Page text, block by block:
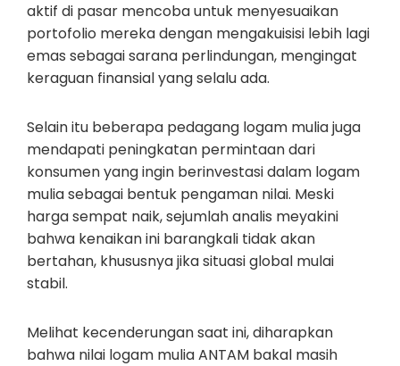
aktif di pasar mencoba untuk menyesuaikan
portofolio mereka dengan mengakuisisi lebih lagi
emas sebagai sarana perlindungan, mengingat
keraguan finansial yang selalu ada.
Selain itu beberapa pedagang logam mulia juga
mendapati peningkatan permintaan dari
konsumen yang ingin berinvestasi dalam logam
mulia sebagai bentuk pengaman nilai. Meski
harga sempat naik, sejumlah analis meyakini
bahwa kenaikan ini barangkali tidak akan
bertahan, khususnya jika situasi global mulai
stabil.
Melihat kecenderungan saat ini, diharapkan
bahwa nilai logam mulia ANTAM bakal masih